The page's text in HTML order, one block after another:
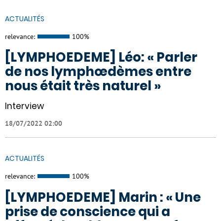
ACTUALITÉS
relevance: 100%
[LYMPHOEDEME] Léo: « Parler
de nos lymphœdèmes entre
nous était très naturel »
Interview
18/07/2022 02:00
ACTUALITÉS
relevance: 100%
[LYMPHOEDEME] Marin : « Une
prise de conscience qui a